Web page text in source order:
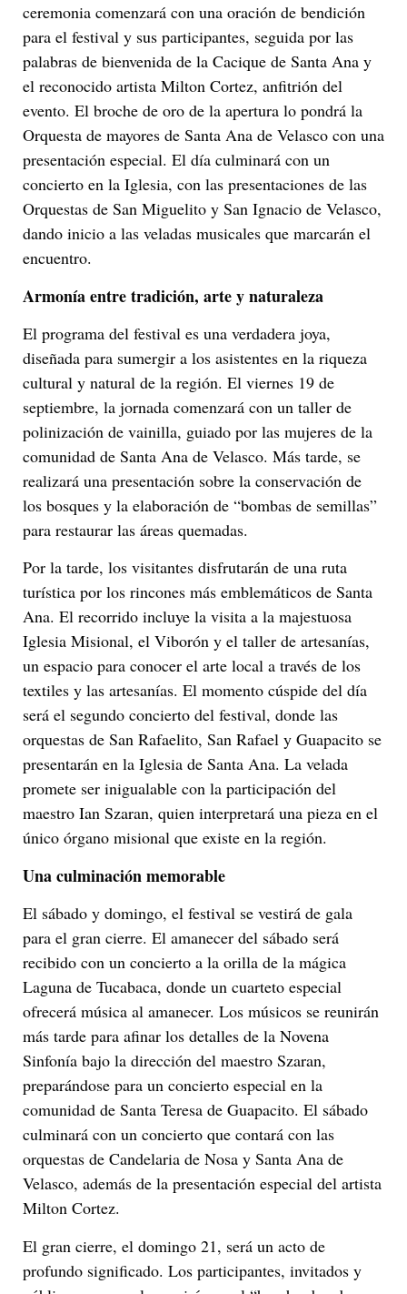
ceremonia comenzará con una oración de bendición
para el festival y sus participantes, seguida por las
palabras de bienvenida de la Cacique de Santa Ana y
el reconocido artista Milton Cortez, anfitrión del
evento. El broche de oro de la apertura lo pondrá la
Orquesta de mayores de Santa Ana de Velasco con una
presentación especial. El día culminará con un
concierto en la Iglesia, con las presentaciones de las
Orquestas de San Miguelito y San Ignacio de Velasco,
dando inicio a las veladas musicales que marcarán el
encuentro.
Armonía entre tradición, arte y naturaleza
El programa del festival es una verdadera joya,
diseñada para sumergir a los asistentes en la riqueza
cultural y natural de la región. El viernes 19 de
septiembre, la jornada comenzará con un taller de
polinización de vainilla, guiado por las mujeres de la
comunidad de Santa Ana de Velasco. Más tarde, se
realizará una presentación sobre la conservación de
los bosques y la elaboración de “bombas de semillas”
para restaurar las áreas quemadas.
Por la tarde, los visitantes disfrutarán de una ruta
turística por los rincones más emblemáticos de Santa
Ana. El recorrido incluye la visita a la majestuosa
Iglesia Misional, el Viborón y el taller de artesanías,
un espacio para conocer el arte local a través de los
textiles y las artesanías. El momento cúspide del día
será el segundo concierto del festival, donde las
orquestas de San Rafaelito, San Rafael y Guapacito se
presentarán en la Iglesia de Santa Ana. La velada
promete ser inigualable con la participación del
maestro Ian Szaran, quien interpretará una pieza en el
único órgano misional que existe en la región.
Una culminación memorable
El sábado y domingo, el festival se vestirá de gala
para el gran cierre. El amanecer del sábado será
recibido con un concierto a la orilla de la mágica
Laguna de Tucabaca, donde un cuarteto especial
ofrecerá música al amanecer. Los músicos se reunirán
más tarde para afinar los detalles de la Novena
Sinfonía bajo la dirección del maestro Szaran,
preparándose para un concierto especial en la
comunidad de Santa Teresa de Guapacito. El sábado
culminará con un concierto que contará con las
orquestas de Candelaria de Nosa y Santa Ana de
Velasco, además de la presentación especial del artista
Milton Cortez.
El gran cierre, el domingo 21, será un acto de
profundo significado. Los participantes, invitados y